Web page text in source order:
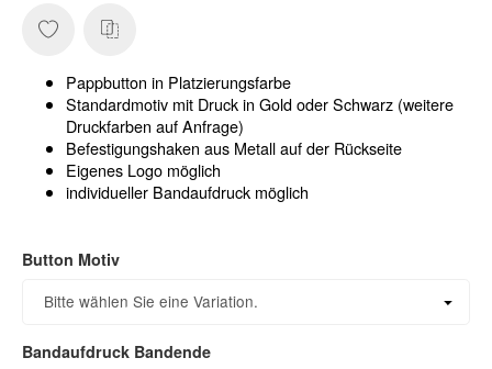
Pappbutton in Platzierungsfarbe
Standardmotiv mit Druck in Gold oder Schwarz (weitere
Druckfarben auf Anfrage)
Befestigungshaken aus Metall auf der Rückseite
Eigenes Logo möglich
individueller Bandaufdruck möglich
Button Motiv
Bitte wählen Sie eine Variation.
Bandaufdruck Bandende